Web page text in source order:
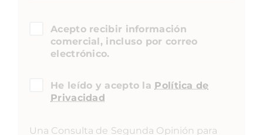
Acepto recibir información
comercial, incluso por correo
electrónico.
He leído y acepto la Política de
Privacidad
Una Consulta de Segunda Opinión para